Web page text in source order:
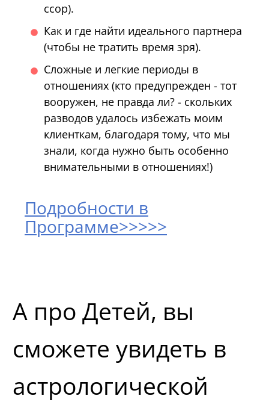
ссор).
Как и где найти идеального партнера
(чтобы не тратить время зря).
Сложные и легкие периоды в
отношениях (кто предупрежден - тот
вооружен, не правда ли? - скольких
разводов удалось избежать моим
клиенткам, благодаря тому, что мы
знали, когда нужно быть особенно
внимательными в отношениях!)
Подробности в
Программе>>>>>
А про Детей, вы
сможете увидеть в
астрологической